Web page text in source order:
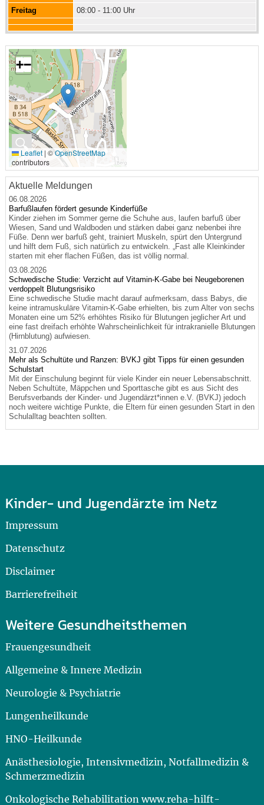
Freitag
08:00 - 11:00 Uhr
🔍
+−
Leaflet | ©OpenStreetMap
contributors
Aktuelle Meldungen
06.08.2026
Barfußlaufen fördert gesunde Kinderfüße
Kinder ziehen im Sommer gerne die Schuhe aus, laufen barfuß über
Wiesen, Sand und Waldboden und stärken dabei ganz nebenbei ihre
Füße. Denn wer barfuß geht, trainiert Muskeln, spürt den Untergrund
und hilft dem Fuß, sich natürlich zu entwickeln. „Fast alle Kleinkinder
starten mit eher flachen Füßen, das ist völlig normal.
03.08.2026
Schwedische Studie: Verzicht auf Vitamin-K-Gabe bei Neugeborenen
verdoppelt Blutungsrisiko
Eine schwedische Studie macht darauf aufmerksam, dass Babys, die
keine intramuskuläre Vitamin-K-Gabe erhielten, bis zum Alter von sechs
Monaten eine um 52% erhöhtes Risiko für Blutungen jeglicher Art und
eine fast dreifach erhöhte Wahrscheinlichkeit für intrakranielle Blutungen
(Hirnblutung) aufwiesen.
31.07.2026
Mehr als Schultüte und Ranzen: BVKJ gibt Tipps für einen gesunden
Schulstart
Mit der Einschulung beginnt für viele Kinder ein neuer Lebensabschnitt.
Neben Schultüte, Mäppchen und Sporttasche gibt es aus Sicht des
Berufsverbands der Kinder- und Jugendärzt*innen e.V. (BVKJ) jedoch
noch weitere wichtige Punkte, die Eltern für einen gesunden Start in den
Schulalltag beachten sollten.
Kinder- und Jugendärzte im Netz
Impressum
Datenschutz
Disclaimer
Barrierefreiheit
Weitere Gesundheitsthemen
Frauengesundheit
Allgemeine & Innere Medizin
Neurologie & Psychiatrie
Lungenheilkunde
HNO-Heilkunde
Anästhesiologie, Intensivmedizin, Notfallmedizin &
Schmerzmedizin
Onkologische Rehabilitation www.reha-hilft-